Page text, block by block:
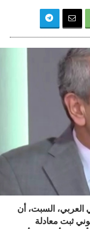
العربي، السبت، أن
ثبت معادلة